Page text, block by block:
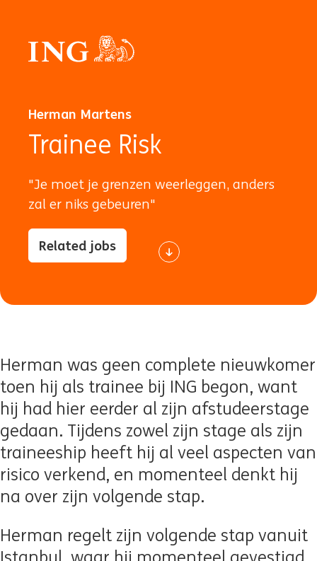
Herman Martens
Trainee Risk
"Je moet je grenzen weerleggen, anders
zal er niks gebeuren"
Related jobs
Herman was geen complete nieuwkomer
toen hij als trainee bij ING begon, want
hij had hier eerder al zijn afstudeerstage
gedaan. Tijdens zowel zijn stage als zijn
traineeship heeft hij al veel aspecten van
risico verkend, en momenteel denkt hij
na over zijn volgende stap.
Herman regelt zijn volgende stap vanuit